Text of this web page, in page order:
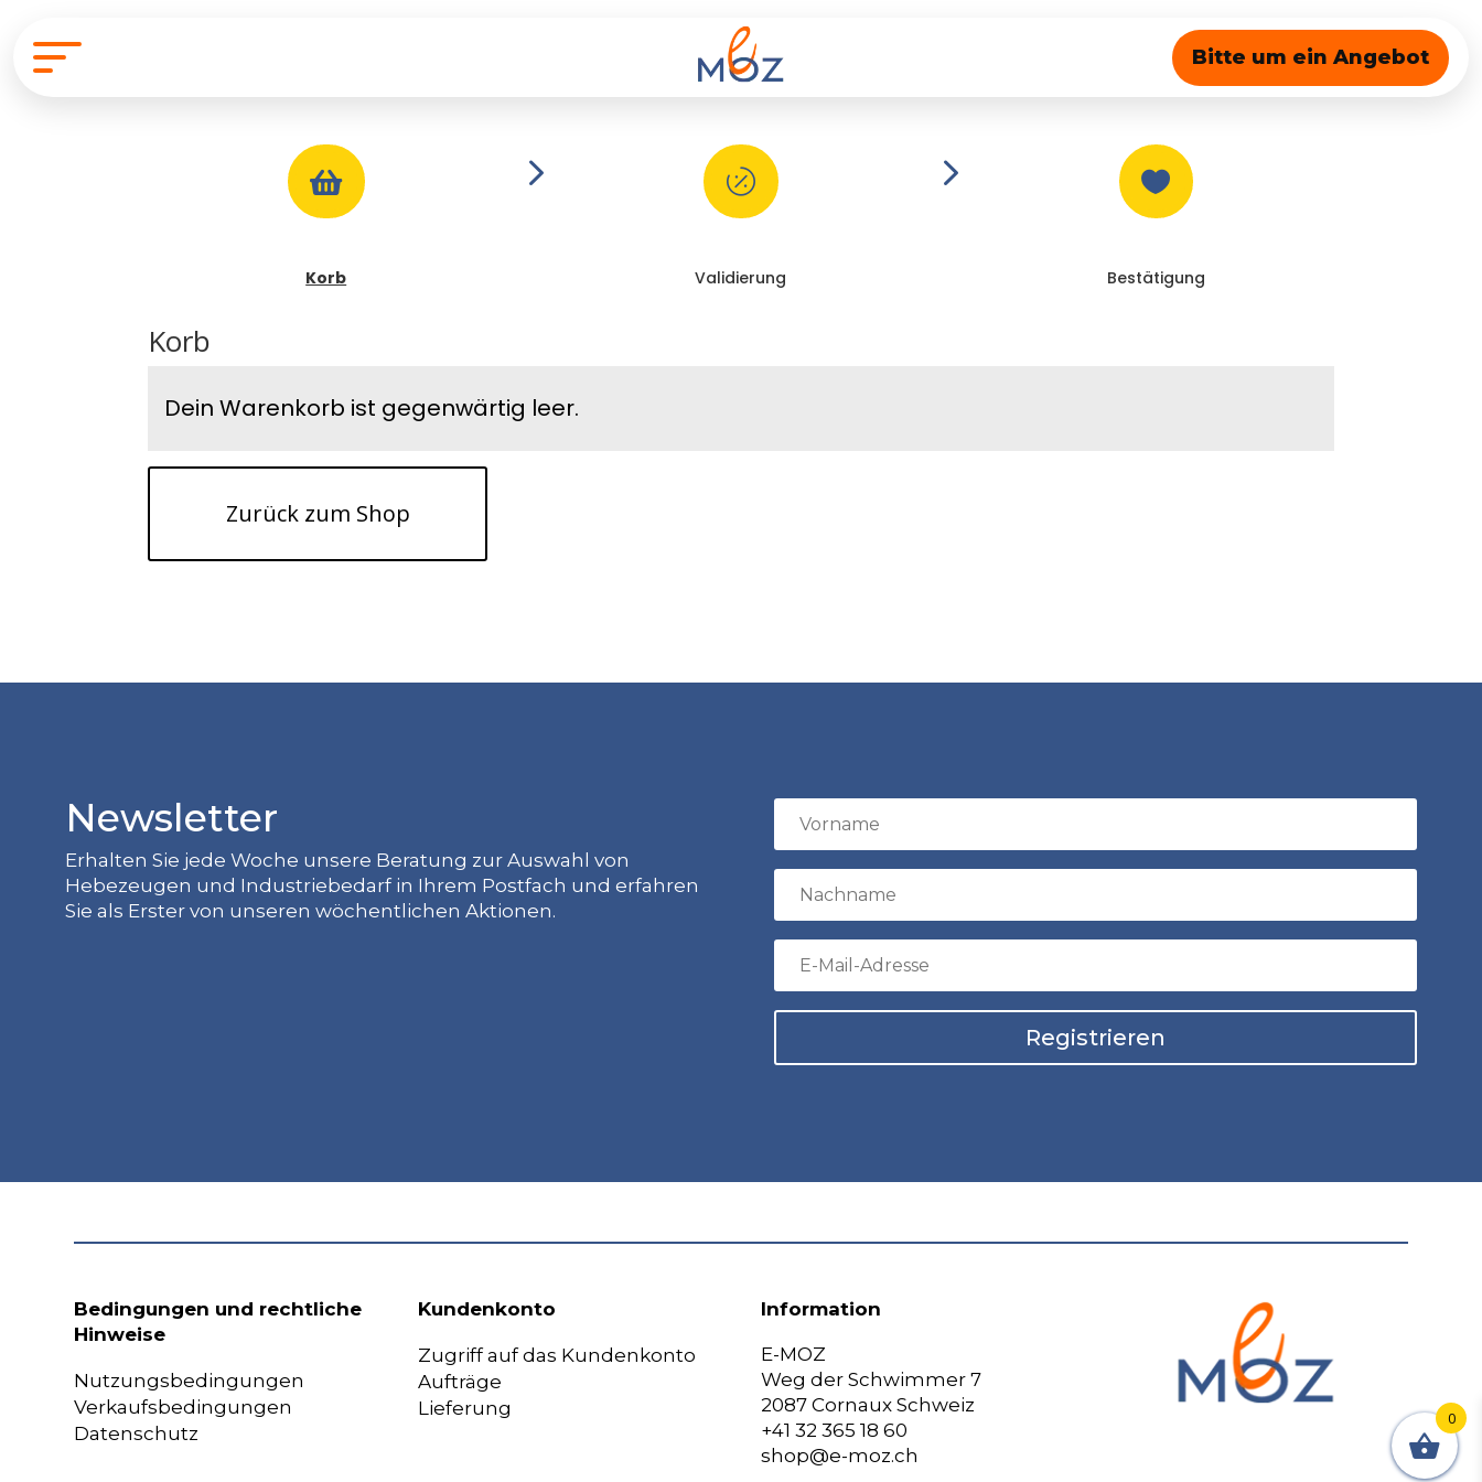
Bitte um ein Angebot

Korb
5 
Validierung
5 
Bestätigung
Korb
Dein Warenkorb ist gegenwärtig leer.
Zurück zum Shop
Newsletter
Erhalten Sie jede Woche unsere Beratung zur Auswahl von
Hebezeugen und Industriebedarf in Ihrem Postfach und erfahren
Sie als Erster von unseren wöchentlichen Aktionen.
Registrieren
Bedingungen und rechtliche
Hinweise
Nutzungsbedingungen
Verkaufsbedingungen
Datenschutz
Kundenkonto
Zugriff auf das Kundenkonto
Aufträge
Lieferung
Information
E-MOZ
Weg der Schwimmer 7
2087 Cornaux Schweiz
+41 32 365 18 60
shop@e-moz.ch
0